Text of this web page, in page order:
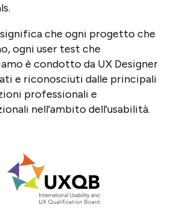
che ogni progetto che
ogni user test che
è condotto da UX Designer
e riconosciuti dalle principali
professionali e
nell'ambito dell'usabilità.